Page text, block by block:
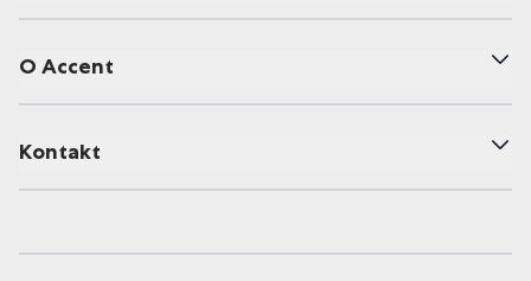
O Accent
Kontakt